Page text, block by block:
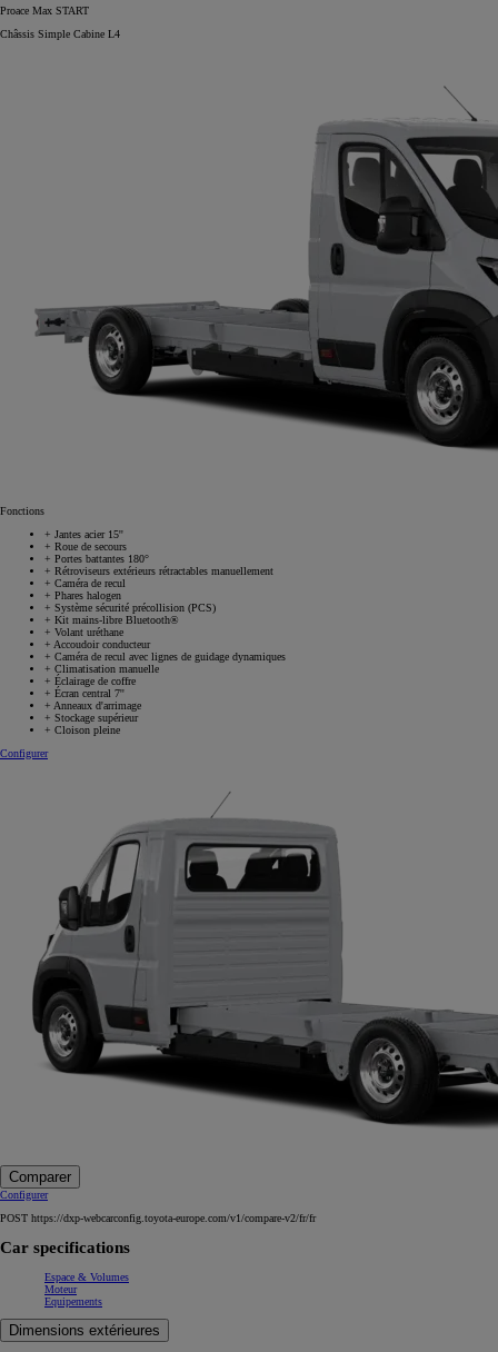
Proace Max START
Châssis Simple Cabine L4
Fonctions
+ Jantes acier 15''
+ Roue de secours
+ Portes battantes 180°
+ Rétroviseurs extérieurs rétractables manuellement
+ Caméra de recul
+ Phares halogen
+ Système sécurité précollision (PCS)
+ Kit mains-libre Bluetooth®
+ Volant uréthane
+ Accoudoir conducteur
+ Caméra de recul avec lignes de guidage dynamiques
+ Climatisation manuelle
+ Éclairage de coffre
+ Écran central 7''
+ Anneaux d'arrimage
+ Stockage supérieur
+ Cloison pleine
Configurer
Comparer
Configurer
POST https://dxp-webcarconfig.toyota-europe.com/v1/compare-v2/fr/fr
Car specifications
Espace & Volumes
Moteur
Equipements
Dimensions extérieures